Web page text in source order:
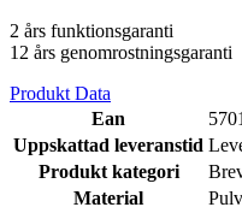
2 års funktionsgaranti
12 års genomrostningsgaranti
Produkt Data
Ean
Uppskattad leveranstid
Produkt kategori
Material